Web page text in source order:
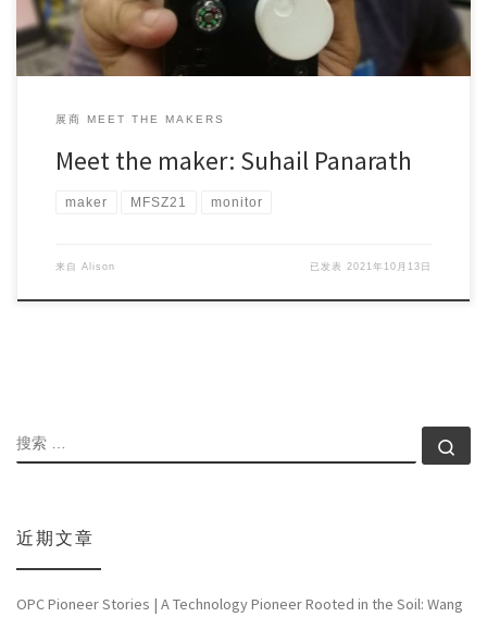
展商 MEET THE MAKERS
Meet the maker: Suhail Panarath
maker MFSZ21 monitor
来自 Alison 已发表 2021年10月13日
搜索
近期文章
OPC Pioneer Stories | A Technology Pioneer Rooted in the Soil: Wang